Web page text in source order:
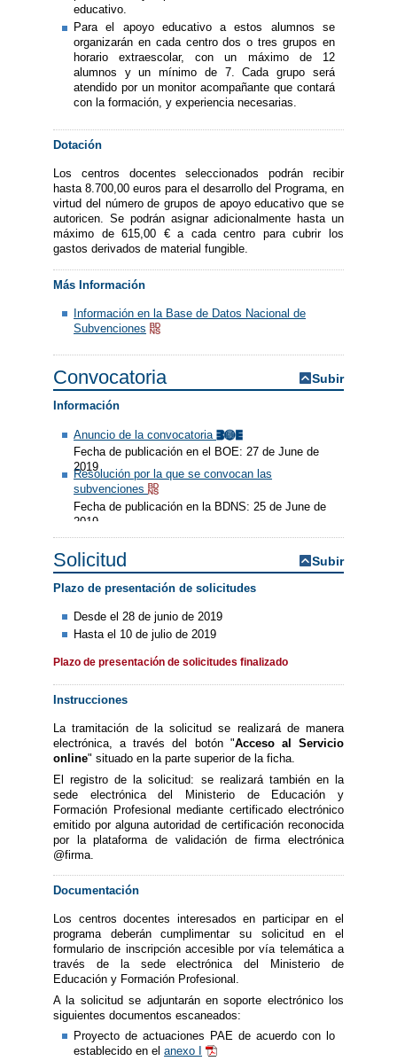
educativo.
Para el apoyo educativo a estos alumnos se
organizarán en cada centro dos o tres grupos en
horario extraescolar, con un máximo de 12
alumnos y un mínimo de 7. Cada grupo será
atendido por un monitor acompañante que contará
con la formación, y experiencia necesarias.
Dotación
Los centros docentes seleccionados podrán recibir
hasta 8.700,00 euros para el desarrollo del Programa, en
virtud del número de grupos de apoyo educativo que se
autoricen. Se podrán asignar adicionalmente hasta un
máximo de 615,00 € a cada centro para cubrir los
gastos derivados de material fungible.
Más Información
Información en la Base de Datos Nacional de
Subvenciones
Convocatoria Subir
Información
Anuncio de la convocatoria
Fecha de publicación en el BOE: 27 de June de
2019
Resolución por la que se convocan las
subvenciones
Fecha de publicación en la BDNS: 25 de June de
2019
Solicitud Subir
Plazo de presentación de solicitudes
Desde el 28 de junio de 2019
Hasta el 10 de julio de 2019
Plazo de presentación de solicitudes finalizado
Instrucciones
La tramitación de la solicitud se realizará de manera
electrónica, a través del botón "Acceso al Servicio
online" situado en la parte superior de la ficha.
El registro de la solicitud: se realizará también en la
sede electrónica del Ministerio de Educación y
Formación Profesional mediante certificado electrónico
emitido por alguna autoridad de certificación reconocida
por la plataforma de validación de firma electrónica
@firma.
Documentación
Los centros docentes interesados en participar en el
programa deberán cumplimentar su solicitud en el
formulario de inscripción accesible por vía telemática a
través de la sede electrónica del Ministerio de
Educación y Formación Profesional.
A la solicitud se adjuntarán en soporte electrónico los
siguientes documentos escaneados:
Proyecto de actuaciones PAE de acuerdo con lo
establecido en elanexo I